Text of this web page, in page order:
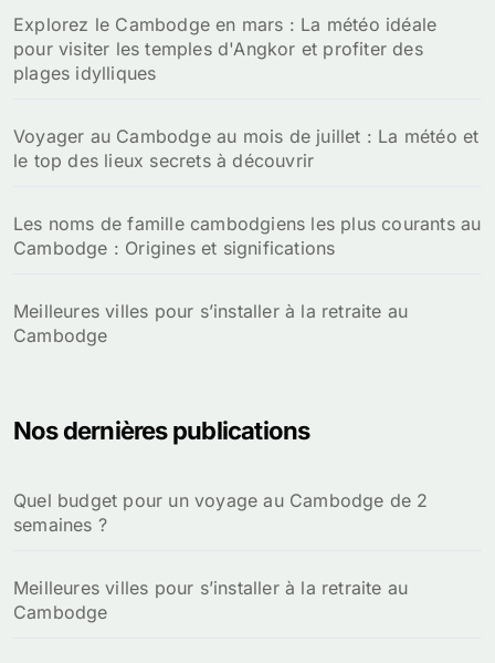
Explorez le Cambodge en mars : La météo idéale
pour visiter les temples d'Angkor et profiter des
plages idylliques
Voyager au Cambodge au mois de juillet : La météo et
le top des lieux secrets à découvrir
Les noms de famille cambodgiens les plus courants au
Cambodge : Origines et significations
Meilleures villes pour s’installer à la retraite au
Cambodge
Nos dernières publications
Quel budget pour un voyage au Cambodge de 2
semaines ?
Meilleures villes pour s’installer à la retraite au
Cambodge